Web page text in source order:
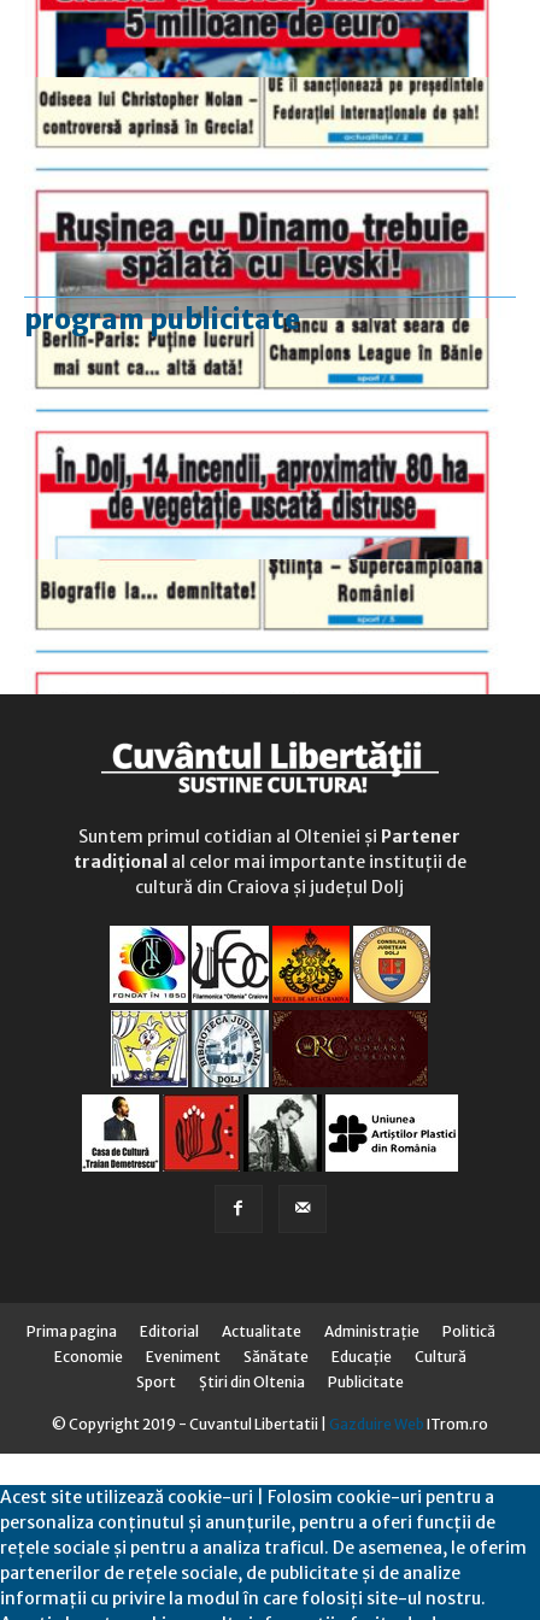
program publicitate
luni-vineri
9.00 - 17.00
duminică
9.00 - 12.00
Suntem primul cotidian al Olteniei și Partener
tradițional al celor mai importante instituții de
cultură din Craiova și județul Dolj
Prima pagina Editorial Actualitate Administraţie
Politică
Economie
Eveniment Sănătate Educaţie
Cultură
Sport
Știri din Oltenia Publicitate
© Copyright 2019 - Cuvantul Libertatii | Gazduire Web ITrom.ro
Acest site utilizează cookie-uri | Folosim cookie-uri pentru a
personaliza conținutul și anunțurile, pentru a oferi funcții de
rețele sociale și pentru a analiza traficul. De asemenea, le oferim
partenerilor de rețele sociale, de publicitate și de analize
informații cu privire la modul în care folosiți site-ul nostru.